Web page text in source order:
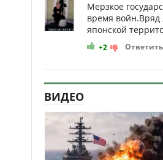
Мерзкое
время войн.Вряд
японской
+2 Ответить
ВИДЕО